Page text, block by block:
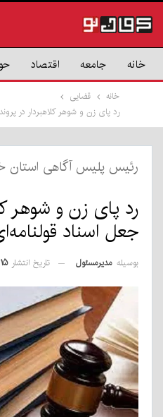
خانه جامعه اقتصاد
خانه
قضایی
رد پای زن و شوهر کلاهبردار در
رئیس پلیس آگاهی استان
رد پای زن و شوهر
جعل اسناد
بوسیله مدیرمسئول تاریخ انتشار ۱۴:۱۵